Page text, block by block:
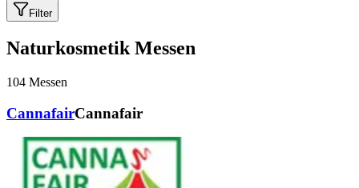
Filter
Naturkosmetik Messen
104 Messen
CannafairCannafair